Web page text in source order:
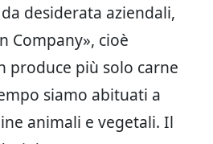
desiderata aziendali,
Company», cioè
produce più solo carne
siamo abituati a
animali e vegetali. Il